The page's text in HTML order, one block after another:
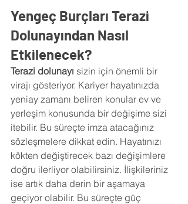
Yengeç Burçları Terazi
Dolunayından Nasıl
Etkilenecek?
Terazi dolunayı sizin için önemli bir
virajı gösteriyor. Kariyer hayatınızda
yeniay zamanı beliren konular ev ve
yerleşim konusunda bir değişime sizi
itebilir. Bu süreçte imza atacağınız
sözleşmelere dikkat edin. Hayatınızı
kökten değiştirecek bazı değişimlere
doğru ilerliyor olabilirsiniz. İlişkileriniz
ise artık daha derin bir aşamaya
geçiyor olabilir. Bu süreçte güç